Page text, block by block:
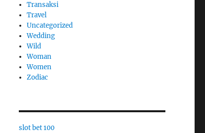
Transaksi
Travel
Uncategorized
Wedding
Wild
Woman
Women
Zodiac
slot bet 100